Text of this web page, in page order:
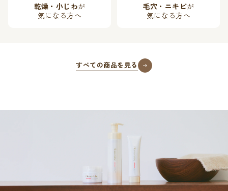
乾燥・小じわが
気になる方へ
毛穴・ニキビが
気になる方へ
すべての商品を見る